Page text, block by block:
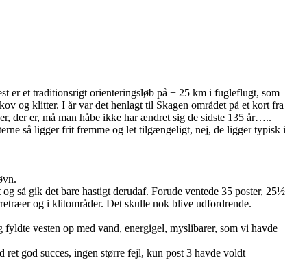
er et traditionsrigt orienteringsløb på + 25 km i fugleflugt, som
og klitter. I år var det henlagt til Skagen området på et kort fra
der er, må man håbe ikke har ændret sig de sidste 135 år…..
så ligger frit fremme og let tilgængeligt, nej, de ligger typisk i
så gik det bare hastigt derudaf. Forude ventede 35 poster, 25½
og i klitområder. Det skulle nok blive udfordrende.
vesten op med vand, energigel, myslibarer, som vi havde
god succes, ingen større fejl, kun post 3 havde voldt